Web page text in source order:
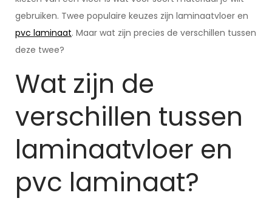
gebruiken. Twee populaire keuzes zijn laminaatvloer en
pvc laminaat. Maar wat zijn precies de verschillen tussen
deze twee?
Wat zijn de
verschillen tussen
laminaatvloer en
pvc laminaat?